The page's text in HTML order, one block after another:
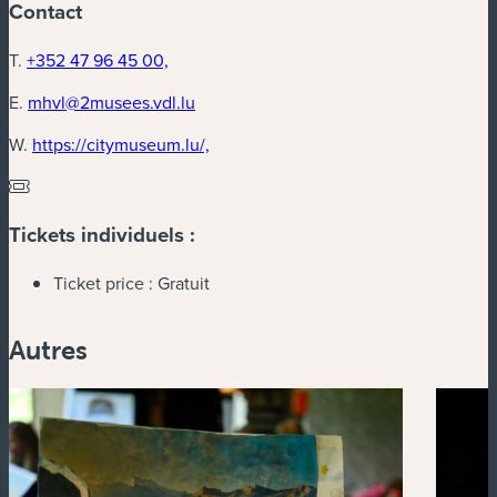
Contact
T. +352 47 96 45 00,
E. mhvl@2musees.vdl.lu
W. https://citymuseum.lu/,
Tickets individuels :
Ticket price : Gratuit
Autres